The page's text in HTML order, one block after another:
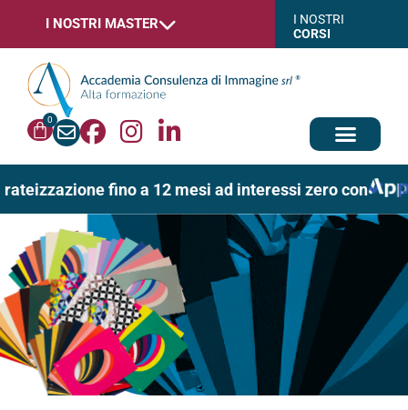
I NOSTRI MASTER
I NOSTRI
CORSI
0
fino a 12 mesi ad interessi zero con